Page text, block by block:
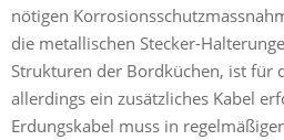
nötigen
die metallischen Stecker-
Strukturen der Bordküchen, ist für
allerdings ein zusätzliches Kabel
Erdungskabel muss in